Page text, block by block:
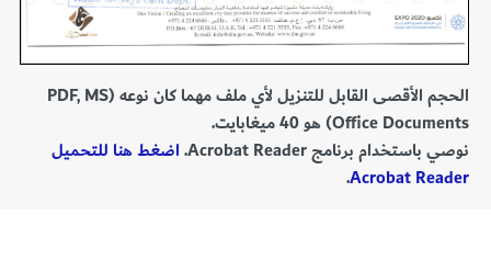
الحجم الأقصى القابل للتنزيل لأي ملف مهما كان نوعه (PDF, MS
Office Documents) هو 40 ميغابايت.
نوصي باستخدام برنامج Acrobat Reader.
اضغط هنا للتحميل
Acrobat Reader
.